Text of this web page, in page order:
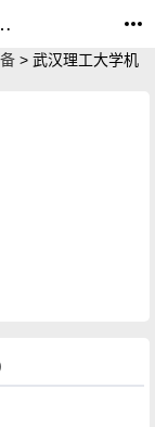
和平主讲网络教育_公开课网
> 武汉理工大学机